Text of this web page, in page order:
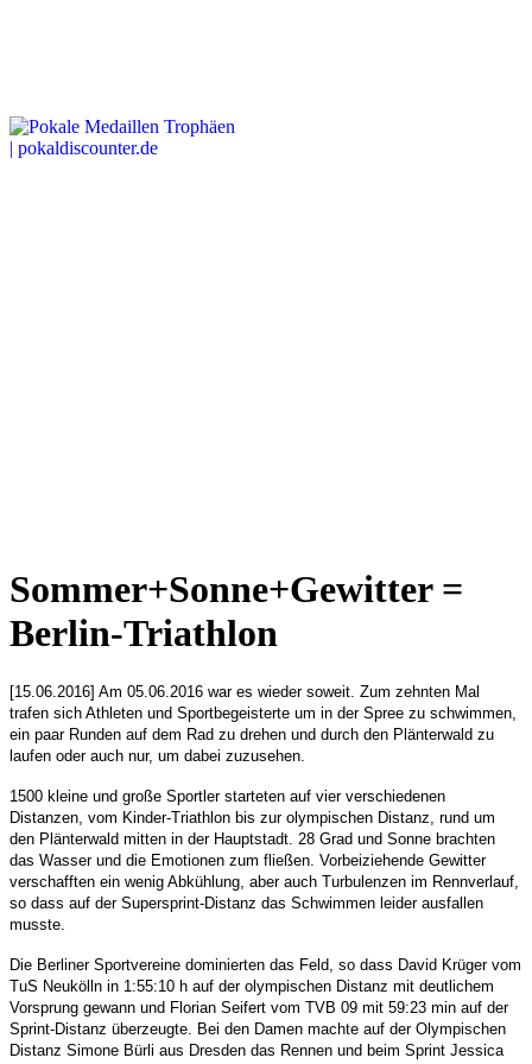
Sommer+Sonne+Gewitter =
Berlin-Triathlon
[15.06.2016] Am 05.06.2016 war es wieder soweit. Zum zehnten Mal
trafen sich Athleten und Sportbegeisterte um in der Spree zu schwimmen,
ein paar Runden auf dem Rad zu drehen und durch den Plänterwald zu
laufen oder auch nur, um dabei zuzusehen.
1500 kleine und große Sportler starteten auf vier verschiedenen
Distanzen, vom Kinder-Triathlon bis zur olympischen Distanz, rund um
den Plänterwald mitten in der Hauptstadt. 28 Grad und Sonne brachten
das Wasser und die Emotionen zum fließen. Vorbeiziehende Gewitter
verschafften ein wenig Abkühlung, aber auch Turbulenzen im Rennverlauf,
so dass auf der Supersprint-Distanz das Schwimmen leider ausfallen
musste.
Die Berliner Sportvereine dominierten das Feld, so dass David Krüger vom
TuS Neukölln in 1:55:10 h auf der olympischen Distanz mit deutlichem
Vorsprung gewann und Florian Seifert vom TVB 09 mit 59:23 min auf der
Sprint-Distanz überzeugte. Bei den Damen machte auf der Olympischen
Distanz Simone Bürli aus Dresden das Rennen und beim Sprint Jessica